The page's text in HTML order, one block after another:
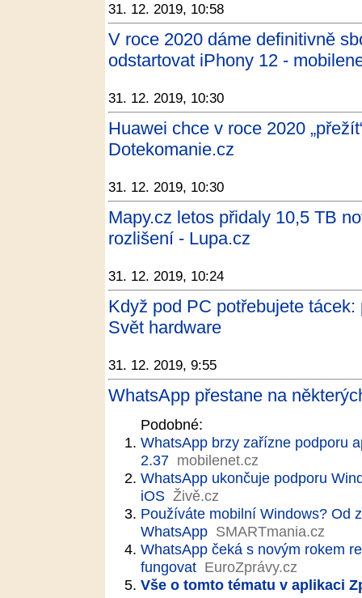
31. 12. 2019, 10:58
V roce 2020 dáme definitivně
odstartovat iPhony 12 -
31. 12. 2019, 10:30
Huawei chce v roce 2020
Dotekomanie.cz
31. 12. 2019, 10:30
Mapy.cz letos přidaly 10,5 TB
rozlišení - Lupa.cz
31. 12. 2019, 10:24
Když pod PC potřebujete
Svět hardware
31. 12. 2019, 9:55
WhatsApp přestane na
Podobné:
WhatsApp brzy zařízne podporu
2.37 mobilenet.cz
WhatsApp ukončuje podporu
iOS Živě.cz
Používáte mobilní Windows? Od
WhatsApp SMARTmania.cz
WhatsApp čeká s novým rokem
fungovat EuroZprávy.cz
Vše o tomto tématu v aplikaci